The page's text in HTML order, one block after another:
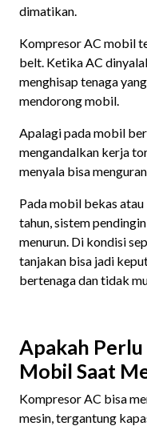
dimatikan.
Kompresor AC mobil
belt. Ketika AC
menghisap tenaga
mendorong mobil.
Apalagi pada mobil
mengandalkan kerja
menyala bisa
Pada mobil bekas atau
tahun, sistem
menurun. Di kondisi
tanjakan bisa jadi
bertenaga dan tidak
Apakah
Mobil Saat
Kompresor AC bisa
mesin, tergantung